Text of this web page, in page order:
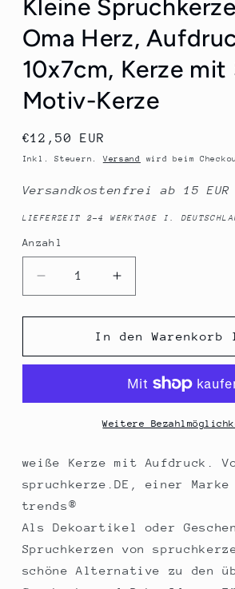
Kleine
Oma Herz,
10x7cm, Kerze mit
Motiv-Kerze
Normaler
Preis
€12,50 EUR
Inkl. Steuern.Versand wird beim
Versandkostenfrei ab 15 EUR
LIEFERZEIT 2-4 WERKTAGE I.
Anzahl
Anzahl
Verringere
die
Menge
Kleine
Oma
grau,
10x7cm,
mit
Spruch
Motiv-
Kerze
Erhöhe
die
Menge
für
Kleine
weiß,
Oma
Herz,
grau,
10x7cm,
Kerze
Spruch
Motiv-
Kerze
In den Warenkorb
Weitere
weiße Kerze mit Aufdruck.
spruchkerze.DE, einer Marke
trends®
Als Dekoartikel oder
Spruchkerzen von
schöne Alternative zu den